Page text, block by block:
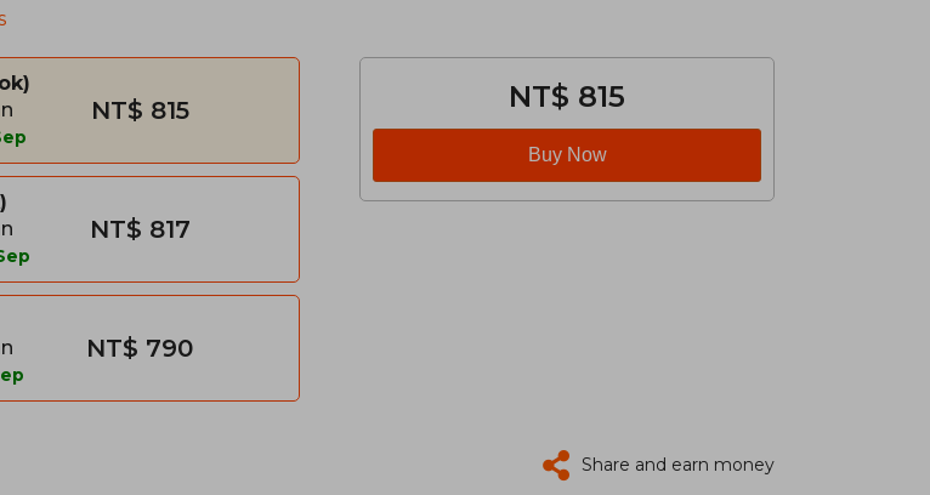
NT$ 815
NT$ 817
NT$ 790
NT$ 815
Buy Now
Share and earn money